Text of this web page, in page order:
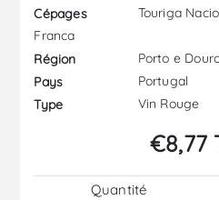
Cépages
Touriga
Franca
Région
Porto e
Pays
Portugal
Type
Vin Rouge
€8,77
Quantité